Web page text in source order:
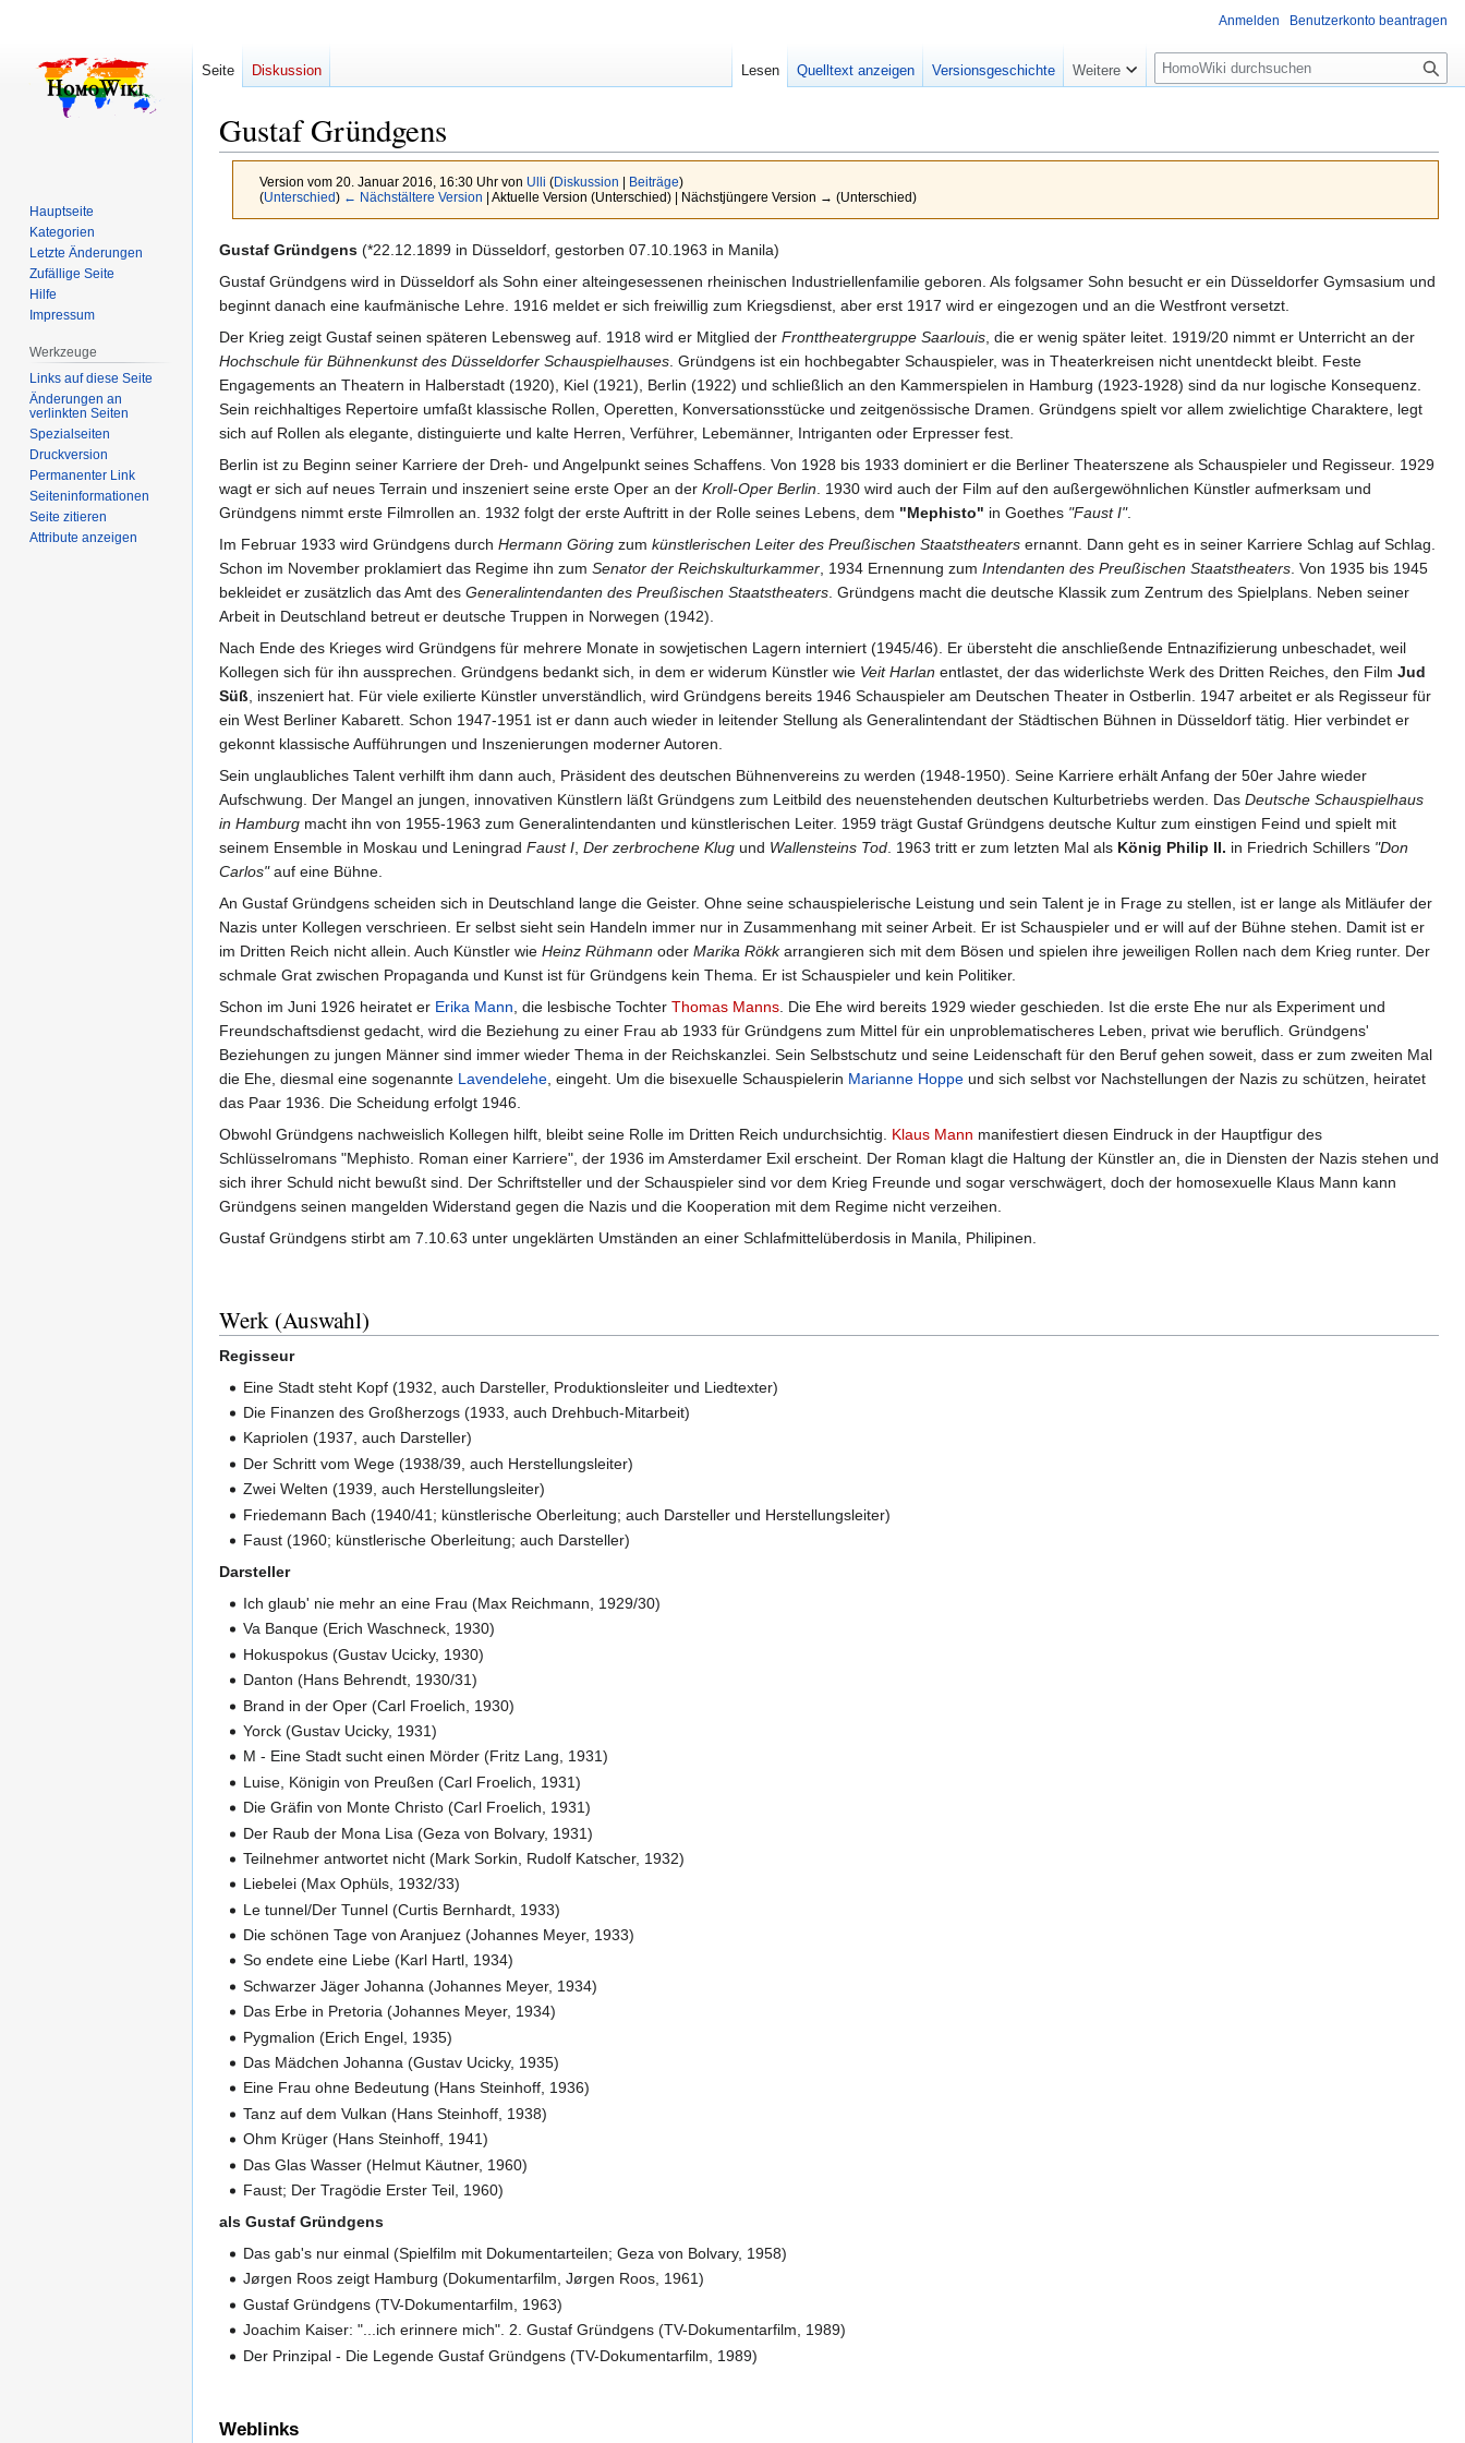
Gustaf Gründgens
Version vom 20. Januar 2016, 16:30 Uhr von Ulli (Diskussion Beiträge)
(Unterschied) ← Nächstältere Version | Aktuelle Version (Unterschied) | Nächstjüngere Version → (Unterschied)
Zur
Navigation
springen
Zur
Suche
springen
Gustaf Gründgens (*22.12.1899 in Düsseldorf, gestorben 07.10.1963 in Manila)
Gustaf Gründgens wird in Düsseldorf als Sohn einer alteingesessenen rheinischen Industriellenfamilie geboren. Als folgsamer Sohn besucht er ein Düsseldorfer Gymsasium und
beginnt danach eine kaufmänische Lehre. 1916 meldet er sich freiwillig zum Kriegsdienst, aber erst 1917 wird er eingezogen und an die Westfront versetzt.
Der Krieg zeigt Gustaf seinen späteren Lebensweg auf. 1918 wird er Mitglied der Fronttheatergruppe Saarlouis , die er wenig später leitet. 1919/20 nimmt er Unterricht an der
Hochschule für Bühnenkunst des Düsseldorfer Schauspielhauses . Gründgens ist ein hochbegabter Schauspieler, was in Theaterkreisen nicht unentdeckt bleibt. Feste
Engagements an Theatern in Halberstadt (1920), Kiel (1921), Berlin (1922) und schließlich an den Kammerspielen in Hamburg (1923-1928) sind da nur logische Konsequenz.
Sein reichhaltiges Repertoire umfaßt klassische Rollen, Operetten, Konversationsstücke und zeitgenössische Dramen. Gründgens spielt vor allem zwielichtige Charaktere, legt
sich auf Rollen als elegante, distinguierte und kalte Herren, Verführer, Lebemänner, Intriganten oder Erpresser fest.
Berlin ist zu Beginn seiner Karriere der Dreh- und Angelpunkt seines Schaffens. Von 1928 bis 1933 dominiert er die Berliner Theaterszene als Schauspieler und Regisseur. 1929
wagt er sich auf neues Terrain und inszeniert seine erste Oper an der Kroll-Oper Berlin . 1930 wird auch der Film auf den außergewöhnlichen Künstler aufmerksam und
Gründgens nimmt erste Filmrollen an. 1932 folgt der erste Auftritt in der Rolle seines Lebens, dem "Mephisto" in Goethes "Faust I".
Im Februar 1933 wird Gründgens durch Hermann Göring zum künstlerischen Leiter des Preußischen Staatstheaters ernannt. Dann geht es in seiner Karriere Schlag auf Schlag.
Schon im November proklamiert das Regime ihn zum Senator der Reichskulturkammer , 1934 Ernennung zum Intendanten des Preußischen Staatstheaters . Von 1935 bis 1945
bekleidet er zusätzlich das Amt des Generalintendanten des Preußischen Staatstheaters . Gründgens macht die deutsche Klassik zum Zentrum des Spielplans. Neben seiner
Arbeit in Deutschland betreut er deutsche Truppen in Norwegen (1942).
Nach Ende des Krieges wird Gründgens für mehrere Monate in sowjetischen Lagern interniert (1945/46). Er übersteht die anschließende Entnazifizierung unbeschadet, weil
Kollegen sich für ihn aussprechen. Gründgens bedankt sich, in dem er widerum Künstler wie Veit Harlan entlastet, der das widerlichste Werk des Dritten Reiches, den Film Jud
Süß , inszeniert hat. Für viele exilierte Künstler unverständlich, wird Gründgens bereits 1946 Schauspieler am Deutschen Theater in Ostberlin. 1947 arbeitet er als Regisseur für
ein West Berliner Kabarett. Schon 1947-1951 ist er dann auch wieder in leitender Stellung als Generalintendant der Städtischen Bühnen in Düsseldorf tätig. Hier verbindet er
gekonnt klassische Aufführungen und Inszenierungen moderner Autoren.
Sein unglaubliches Talent verhilft ihm dann auch, Präsident des deutschen Bühnenvereins zu werden (1948-1950). Seine Karriere erhält Anfang der 50er Jahre wieder
Aufschwung. Der Mangel an jungen, innovativen Künstlern läßt Gründgens zum Leitbild des neuenstehenden deutschen Kulturbetriebs werden. Das Deutsche Schauspielhaus
in Hamburg macht ihn von 1955-1963 zum Generalintendanten und künstlerischen Leiter. 1959 trägt Gustaf Gründgens deutsche Kultur zum einstigen Feind und spielt mit
seinem Ensemble in Moskau und Leningrad Faust I Der zerbrochene Klug und Wallensteins Tod . 1963 tritt er zum letzten Mal als König Philip II. in Friedrich Schillers "Don
Carlos"auf eine Bühne.
An Gustaf Gründgens scheiden sich in Deutschland lange die Geister. Ohne seine schauspielerische Leistung und sein Talent je in Frage zu stellen, ist er lange als Mitläufer der
Nazis unter Kollegen verschrieen. Er selbst sieht sein Handeln immer nur in Zusammenhang mit seiner Arbeit. Er ist Schauspieler und er will auf der Bühne stehen. Damit ist er
im Dritten Reich nicht allein. Auch Künstler wie Heinz Rühmann oder Marika Rökkarrangieren sich mit dem Bösen und spielen ihre jeweiligen Rollen nach dem Krieg runter. Der
schmale Grat zwischen Propaganda und Kunst ist für Gründgens kein Thema. Er ist Schauspieler und kein Politiker.
Schon im Juni 1926 heiratet er Erika Mann , die lesbische Tochter Thomas Manns . Die Ehe wird bereits 1929 wieder geschieden. Ist die erste Ehe nur als Experiment und
Freundschaftsdienst gedacht, wird die Beziehung zu einer Frau ab 1933 für Gründgens zum Mittel für ein unproblematischeres Leben, privat wie beruflich. Gründgens'
Beziehungen zu jungen Männer sind immer wieder Thema in der Reichskanzlei. Sein Selbstschutz und seine Leidenschaft für den Beruf gehen soweit, dass er zum zweiten Mal
die Ehe, diesmal eine sogenannte Lavendelehe , eingeht. Um die bisexuelle Schauspielerin Marianne Hoppe und sich selbst vor Nachstellungen der Nazis zu schützen, heiratet
das Paar 1936. Die Scheidung erfolgt 1946.
Obwohl Gründgens nachweislich Kollegen hilft, bleibt seine Rolle im Dritten Reich undurchsichtig. Klaus Mann manifestiert diesen Eindruck in der Hauptfigur des
Schlüsselromans "Mephisto. Roman einer Karriere", der 1936 im Amsterdamer Exil erscheint. Der Roman klagt die Haltung der Künstler an, die in Diensten der Nazis stehen und
sich ihrer Schuld nicht bewußt sind. Der Schriftsteller und der Schauspieler sind vor dem Krieg Freunde und sogar verschwägert, doch der homosexuelle Klaus Mann kann
Gründgens seinen mangelden Widerstand gegen die Nazis und die Kooperation mit dem Regime nicht verzeihen.
Gustaf Gründgens stirbt am 7.10.63 unter ungeklärten Umständen an einer Schlafmittelüberdosis in Manila, Philipinen.
Werk (Auswahl)
Regisseur
Eine Stadt steht Kopf (1932, auch Darsteller, Produktionsleiter und Liedtexter)
Die Finanzen des Großherzogs (1933, auch Drehbuch-Mitarbeit)
Kapriolen (1937, auch Darsteller)
Der Schritt vom Wege (1938/39, auch Herstellungsleiter)
Zwei Welten (1939, auch Herstellungsleiter)
Friedemann Bach (1940/41; künstlerische Oberleitung; auch Darsteller und Herstellungsleiter)
Faust (1960; künstlerische Oberleitung; auch Darsteller)
Darsteller
Ich glaub' nie mehr an eine Frau (Max Reichmann, 1929/30)
Va Banque (Erich Waschneck, 1930)
Hokuspokus (Gustav Ucicky, 1930)
Danton (Hans Behrendt, 1930/31)
Brand in der Oper (Carl Froelich, 1930)
Yorck (Gustav Ucicky, 1931)
M - Eine Stadt sucht einen Mörder (Fritz Lang, 1931)
Luise, Königin von Preußen (Carl Froelich, 1931)
Die Gräfin von Monte Christo (Carl Froelich, 1931)
Der Raub der Mona Lisa (Geza von Bolvary, 1931)
Teilnehmer antwortet nicht (Mark Sorkin, Rudolf Katscher, 1932)
Liebelei (Max Ophüls, 1932/33)
Le tunnel/Der Tunnel (Curtis Bernhardt, 1933)
Die schönen Tage von Aranjuez (Johannes Meyer, 1933)
So endete eine Liebe (Karl Hartl, 1934)
Schwarzer Jäger Johanna (Johannes Meyer, 1934)
Das Erbe in Pretoria (Johannes Meyer, 1934)
Pygmalion (Erich Engel, 1935)
Das Mädchen Johanna (Gustav Ucicky, 1935)
Eine Frau ohne Bedeutung (Hans Steinhoff, 1936)
Tanz auf dem Vulkan (Hans Steinhoff, 1938)
Ohm Krüger (Hans Steinhoff, 1941)
Das Glas Wasser (Helmut Käutner, 1960)
Faust; Der Tragödie Erster Teil, 1960)
als Gustaf Gründgens
Das gab's nur einmal (Spielfilm mit Dokumentarteilen; Geza von Bolvary, 1958)
Jørgen Roos zeigt Hamburg (Dokumentarfilm, Jørgen Roos, 1961)
Gustaf Gründgens (TV-Dokumentarfilm, 1963)
Joachim Kaiser: "...ich erinnere mich". 2. Gustaf Gründgens (TV-Dokumentarfilm, 1989)
Der Prinzipal - Die Legende Gustaf Gründgens (TV-Dokumentarfilm, 1989)
Weblinks
Anmelden Benutzerkonto beantragen
Seite Diskussion Lesen Quelltext anzeigen Versionsgeschichte Weitere
Suche
Hauptseite
Kategorien
Letzte Änderungen
Zufällige Seite
Hilfe
Impressum
Werkzeuge
Links auf diese Seite
Änderungen an
verlinkten Seiten
Spezialseiten
Druckversion
Permanenter Link
Seiten­­informationen
Seite zitieren
Attribute anzeigen